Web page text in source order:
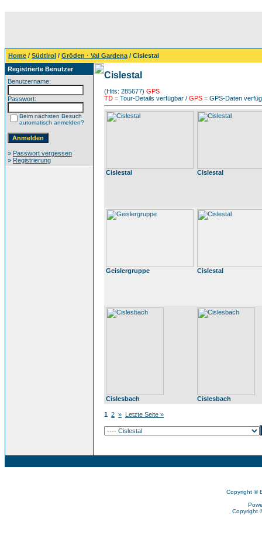
Home / Südtirol / Gröden · Val Gardena / Cislestal
Registrierte Benutzer
Benutzername:
Passwort:
Beim nächsten Besuch
automatisch anmelden?
» Passwort vergessen
» Registrierung
Cislestal
(Hits: 285677) GPS
TD = Tour-Details verfügbar / GPS = GPS-Daten
Cislestal Cislestal
Geislergruppe Cislestal
Cislesbach Cislesbach
1 2 » Letzte Seite »
Copyright ©
Copyright